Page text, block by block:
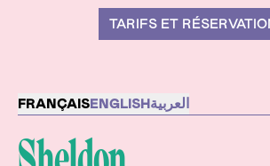
TARIFS ET
Description
FRANÇAISENGLISHالعربية